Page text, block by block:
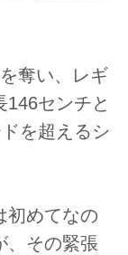
奪い、レギ
146センチと
を超えるシ
初めてなの
、その緊張